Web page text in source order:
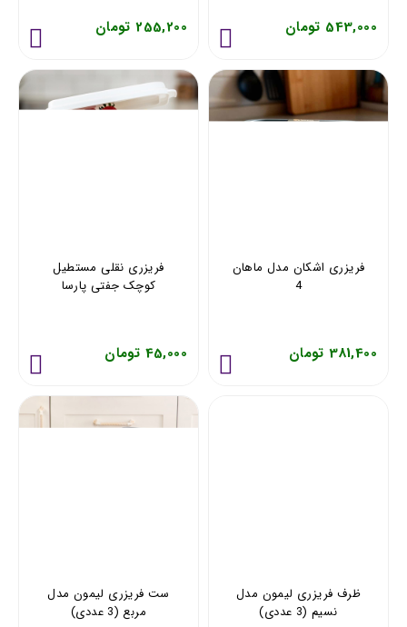
543,000 تومان 255,200 تومان
فريزری اشکان مدل ماهان
4
381,400 تومان
فريزری نقلی مستطيل
کوچک جفتی پارسا
45,000 تومان
ظرف فریزری لیمون مدل
نسیم (3 عددی)
ست فریزری لیمون مدل
مربع (3 عددی)